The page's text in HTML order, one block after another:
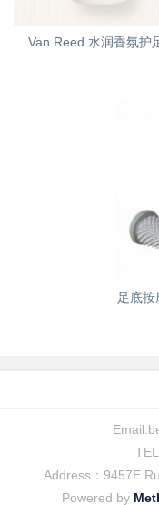
Van Reed 水润香氛护
足底
Email:
Address：
Powered by